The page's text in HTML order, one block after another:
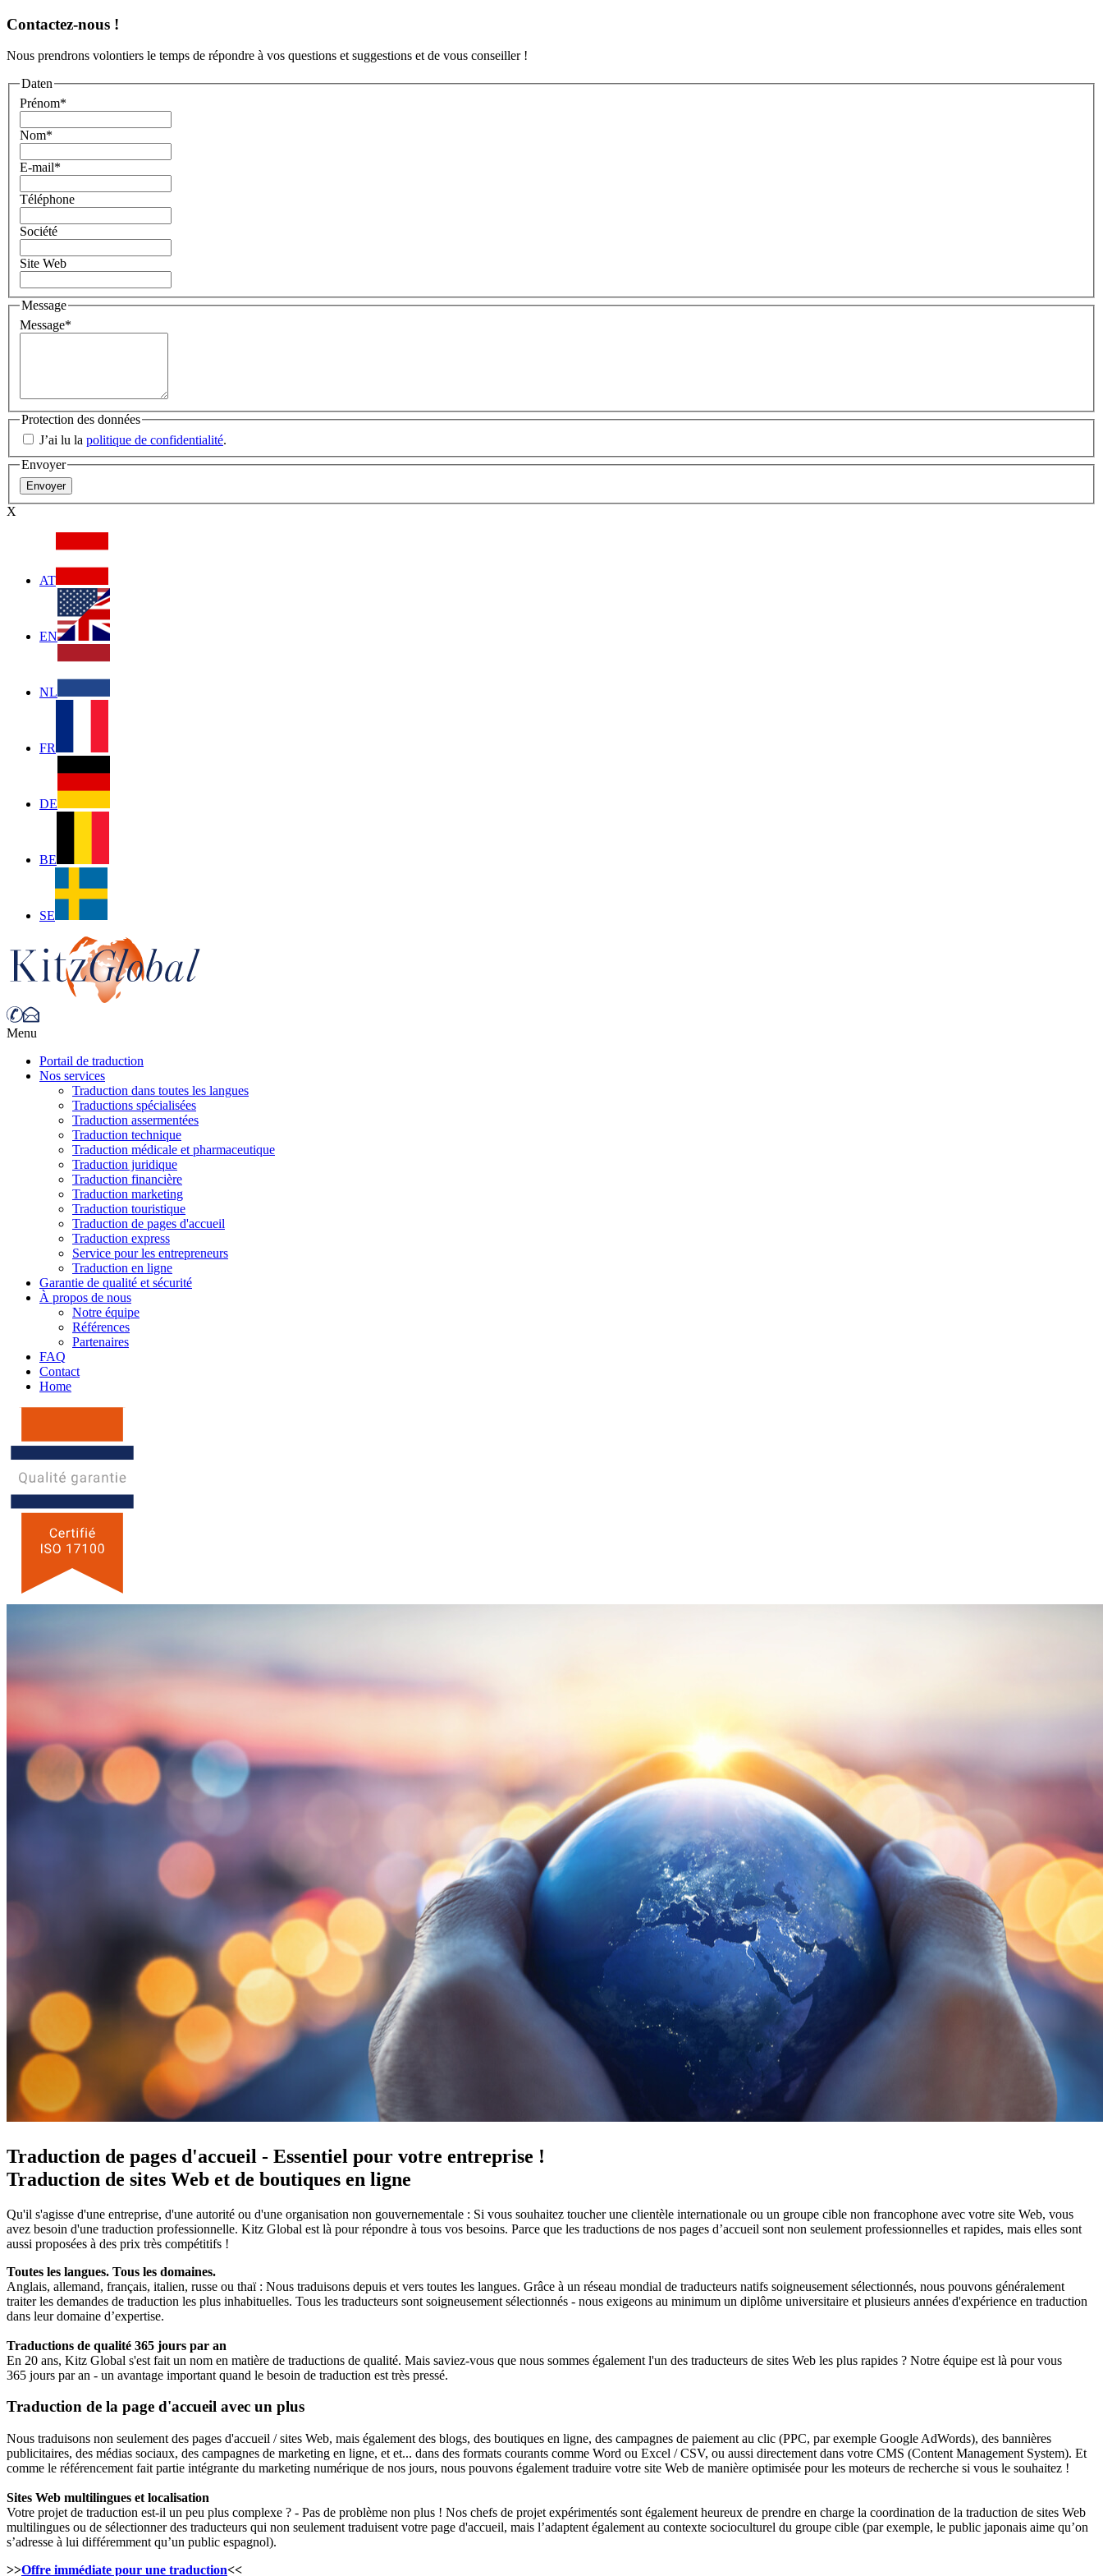
Contactez-nous !
Nous prendrons volontiers le temps de répondre à vos questions et suggestions et de vous conseiller !
Daten
Prénom*
Nom*
E-mail*
Téléphone
Société
Site Web
Message
Message*
Protection des données
J’ai lu la politique de confidentialité.
Envoyer
X
AT
EN
NL
FR
DE
BE
SE
Menu
Portail de traduction
Nos services
Traduction dans toutes les langues
Traductions spécialisées
Traduction assermentées
Traduction technique
Traduction médicale et pharmaceutique
Traduction juridique
Traduction financière
Traduction marketing
Traduction touristique
Traduction de pages d'accueil
Traduction express
Service pour les entrepreneurs
Traduction en ligne
Garantie de qualité et sécurité
À propos de nous
Notre équipe
Références
Partenaires
FAQ
Contact
Home
Traduction de pages d'accueil - Essentiel pour votre entreprise !
Traduction de sites Web et de boutiques en ligne
Qu'il s'agisse d'une entreprise, d'une autorité ou d'une organisation non gouvernementale : Si vous souhaitez toucher une clientèle internationale ou un groupe cible non francophone avec votre site Web, vous
avez besoin d'une traduction professionnelle. Kitz Global est là pour répondre à tous vos besoins. Parce que les traductions de nos pages d’accueil sont non seulement professionnelles et rapides, mais elles sont
aussi proposées à des prix très compétitifs !
Toutes les langues. Tous les domaines.
Anglais, allemand, français, italien, russe ou thaï : Nous traduisons depuis et vers toutes les langues. Grâce à un réseau mondial de traducteurs natifs soigneusement sélectionnés, nous pouvons généralement
traiter les demandes de traduction les plus inhabituelles. Tous les traducteurs sont soigneusement sélectionnés - nous exigeons au minimum un diplôme universitaire et plusieurs années d'expérience en traduction
dans leur domaine d’expertise.
Traductions de qualité 365 jours par an
En 20 ans, Kitz Global s'est fait un nom en matière de traductions de qualité. Mais saviez-vous que nous sommes également l'un des traducteurs de sites Web les plus rapides ? Notre équipe est là pour vous
365 jours par an - un avantage important quand le besoin de traduction est très pressé.
Traduction de la page d'accueil avec un plus
Nous traduisons non seulement des pages d'accueil / sites Web, mais également des blogs, des boutiques en ligne, des campagnes de paiement au clic (PPC, par exemple Google AdWords), des bannières
publicitaires, des médias sociaux, des campagnes de marketing en ligne, et et... dans des formats courants comme Word ou Excel / CSV, ou aussi directement dans votre CMS (Content Management System). Et
comme le référencement fait partie intégrante du marketing numérique de nos jours, nous pouvons également traduire votre site Web de manière optimisée pour les moteurs de recherche si vous le souhaitez !
Sites Web multilingues et localisation
Votre projet de traduction est-il un peu plus complexe ? - Pas de problème non plus ! Nos chefs de projet expérimentés sont également heureux de prendre en charge la coordination de la traduction de sites Web
multilingues ou de sélectionner des traducteurs qui non seulement traduisent votre page d'accueil, mais l’adaptent également au contexte socioculturel du groupe cible (par exemple, le public japonais aime qu’on
s’adresse à lui différemment qu’un public espagnol).
>>Offre immédiate pour une traduction<<